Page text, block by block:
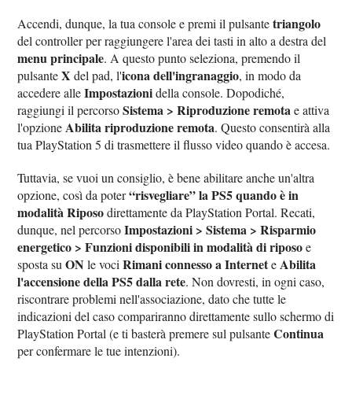
Accendi, dunque, la tua console e premi il pulsantetriangolo
del controller per raggiungere l'area dei tasti in alto a destra del
menu principale. A questo punto seleziona, premendo il
pulsanteX del pad, l'icona dell'ingranaggio, in modo da
accedere alleImpostazionidella console. Dopodiché,
raggiungi il percorsoSistema > Riproduzione remotae attiva
l'opzione Abilita riproduzione remota. Questo consentirà alla
tua PlayStation 5 di trasmettere il flusso video quando è accesa.
Tuttavia, se vuoi un consiglio, è bene abilitare anche un'altra
opzione, così da poter“risvegliare” la PS5 quando è in
modalità Riposodirettamente da PlayStation Portal. Recati,
dunque, nel percorsoImpostazioni > Sistema > Risparmio
energetico > Funzioni disponibili in modalità di riposoe
sposta suON le vociRimani connesso a Internete Abilita
l'accensione della PS5 dalla rete. Non dovresti, in ogni caso,
riscontrare problemi nell'associazione, dato che tutte le
indicazioni del caso compariranno direttamente sullo schermo di
PlayStation Portal (e ti basterà premere sul pulsanteContinua
per confermare le tue intenzioni).